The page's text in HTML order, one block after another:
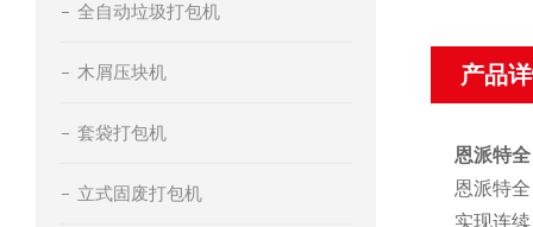
全自动垃圾打包机
木屑压块机
套袋打包机
立式固废打包机
产品
恩派特
恩派特
实现连